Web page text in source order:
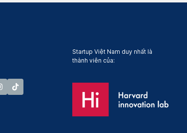
Startup Việt Nam duy nhất là
thành viên của: